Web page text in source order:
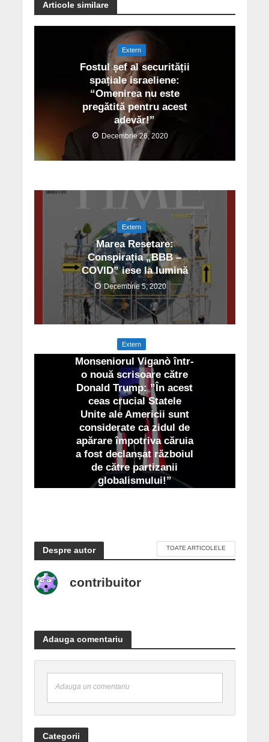
Articole similare
Extern
Fostul șef al securității
spațiale israeliene:
“Omenirea nu este
pregătită pentru acest
adevăr!”
Decembrie 26, 2020
Extern
Marea Resetare:
Conspirația „BBB –
COVID” iese la lumină
Decembrie 5, 2020
Extern
Monseniorul Viganò într-
o nouă scrisoare către
Donald Trump: ”În acest
ceas crucial Statele
Unite ale Americii sunt
considerate ca zidul de
apărare împotriva căruia
a fost declanșat războiul
de către partizanii
globalismului!”
Despre autor TOATE ARTICOLELE
contribuitor
Adauga comentariu
Adauga un comentariu
Categorii